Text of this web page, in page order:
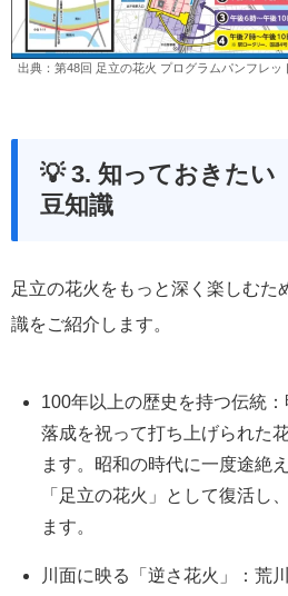
出典： 第48回 足立の花火 プログラムパンフレッ
💡 3. 知っておきたい
豆知識
足立の花火をもっと深く楽しむた
識をご紹介します。
100年以上の歴史を持つ伝統
落成を祝って打ち上げられた
ます。昭和の時代に一度途絶
「足立の花火」として復活し
ます。
川面に映る「逆さ花火」
：荒